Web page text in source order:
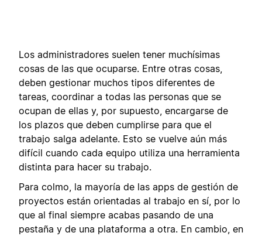
Los administradores suelen tener muchísimas
cosas de las que ocuparse. Entre otras cosas,
deben gestionar muchos tipos diferentes de
tareas, coordinar a todas las personas que se
ocupan de ellas y, por supuesto, encargarse de
los plazos que deben cumplirse para que el
trabajo salga adelante. Esto se vuelve aún más
difícil cuando cada equipo utiliza una herramienta
distinta para hacer su trabajo.
Para colmo, la mayoría de las apps de gestión de
proyectos están orientadas al trabajo en sí, por lo
que al final siempre acabas pasando de una
pestaña y de una plataforma a otra. En cambio, en